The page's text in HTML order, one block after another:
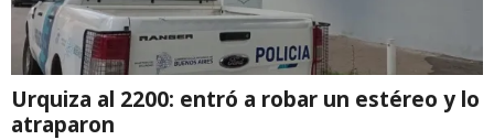
Urquiza al 2200: entró a robar un estéreo y lo
atraparon